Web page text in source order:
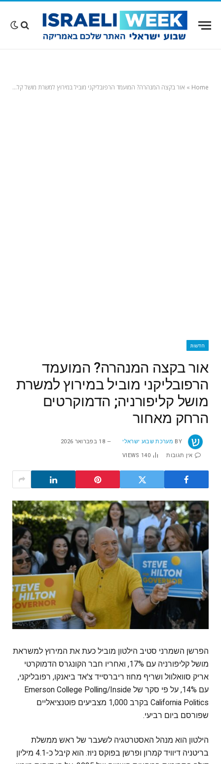
Home
» אור בקצה המנהרה? המועמד הרפובליקני מוביל במירוץ למשרת מושל קליפורניה; הדמוקרטים הרחק מאחור
חדשות
אור בקצה המנהרה? המועמד
הרפובליקני מוביל במירוץ למשרת
מושל קליפורניה; הדמוקרטים
הרחק מאחור
BY מערכת שבוע ישראלי 18 בפברואר 2026
אין תגובות 140
VIEWS
הפרשן השמרני סטיב הילטון מוביל כעת את המירוץ למשראת
מושל קליפורניה עם 17%, ואחריו חבר הקונגרס הדמוקרטי
אריק סוואלוול ושריף מחוז ריברסייד צ'אד ביאנקו, רפובליקני,
עם 14%, על פי סקר של Emerson College Polling/Inside
California Politics בקרב 1,000 מצביעים פוטנציאליים
שפורסם ביום רביעי.
הילטון הוא מנהל האסטרטגיה לשעבר של ראש ממשלת
בריטניה דיוויד קמרון ופרשן בפוקס ניוז. הוא קיבל כ-4.1 מיליון